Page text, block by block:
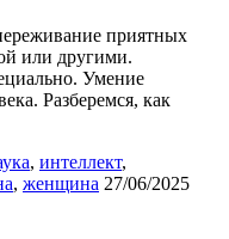
приятных
или другими.
Умение
Разберемся, как
, интеллект,
, женщина 27/06/2025